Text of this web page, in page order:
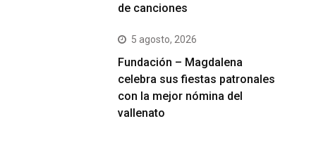
de canciones
5 agosto, 2026
Fundación – Magdalena
celebra sus fiestas patronales
con la mejor nómina del
vallenato